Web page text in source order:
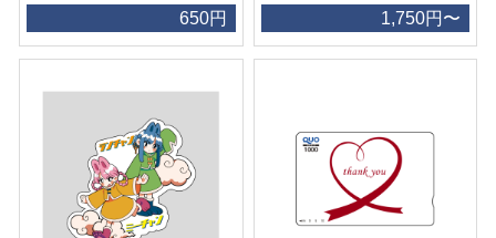
650円 1,750円〜